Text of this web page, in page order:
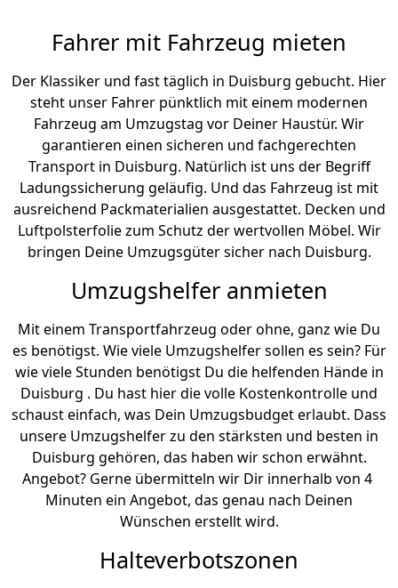
Fahrer mit Fahrzeug mieten
Der Klassiker und fast täglich in Duisburg gebucht. Hier
steht unser Fahrer pünktlich mit einem modernen
Fahrzeug am Umzugstag vor Deiner Haustür. Wir
garantieren einen sicheren und fachgerechten
Transport in Duisburg. Natürlich ist uns der Begriff
Ladungssicherung geläufig. Und das Fahrzeug ist mit
ausreichend Packmaterialien ausgestattet. Decken und
Luftpolsterfolie zum Schutz der wertvollen Möbel. Wir
bringen Deine Umzugsgüter sicher nach Duisburg.
Umzugshelfer anmieten
Mit einem Transportfahrzeug oder ohne, ganz wie Du
es benötigst. Wie viele Umzugshelfer sollen es sein? Für
wie viele Stunden benötigst Du die helfenden Hände in
Duisburg . Du hast hier die volle Kostenkontrolle und
schaust einfach, was Dein Umzugsbudget erlaubt. Dass
unsere Umzugshelfer zu den stärksten und besten in
Duisburg gehören, das haben wir schon erwähnt.
Angebot? Gerne übermitteln wir Dir innerhalb von 4
Minuten ein Angebot, das genau nach Deinen
Wünschen erstellt wird.
Halteverbotszonen